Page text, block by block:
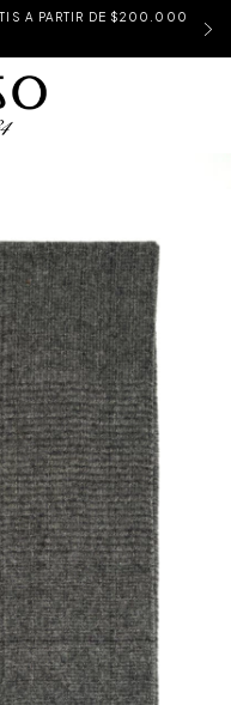
A PARTIR DE $200.000